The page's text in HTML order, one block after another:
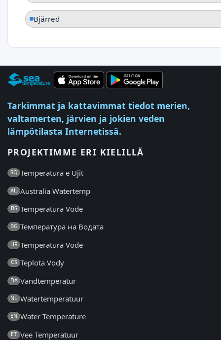
Bjärred
Tarkimmat ja kattavimmat tiedot merien,
valtamerten, järvien ja jokien veden
lämpötilasta Internetissä.
PROJEKTIMME ERI KIELILLÄ
SQ Temperatura e Ujit
AU Australia Watertemp
BS Temperatura Vode
BG Температура на Водата
HR Temperatura Vode
CS Teplota Vody
DA Vandtemperatur
NL Watertemperatuur
EN Water Temperature
ET Vee Temperatuur